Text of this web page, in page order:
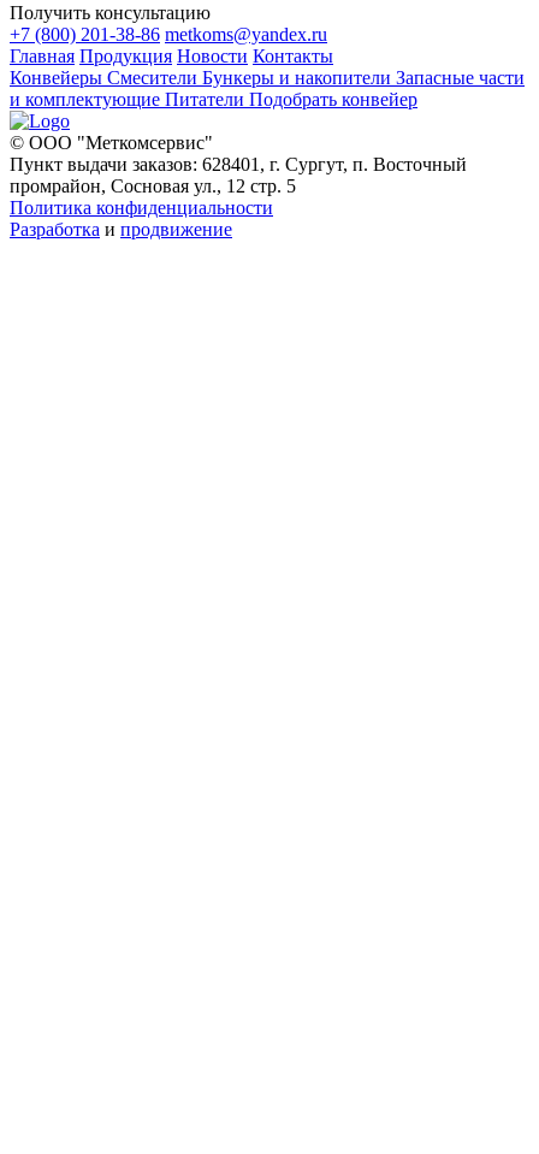
Получить консультацию
+7 (800) 201-38-86 metkoms@yandex.ru
Главная Продукция Новости Контакты
Конвейеры Смесители Бункеры и накопители Запасные части
и комплектующие Питатели Подобрать конвейер
© ООО "Меткомсервис"
Пункт выдачи заказов: 628401, г. Сургут, п. Восточный
промрайон, Сосновая ул., 12 стр. 5
Политика конфиденциальности
Разработка и продвижение